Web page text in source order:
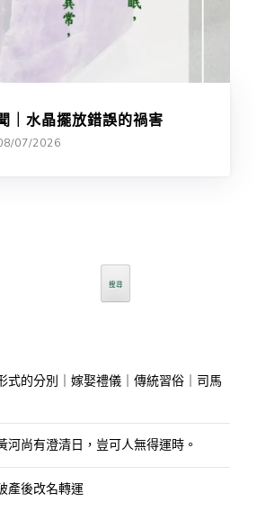
｜水晶擺放錯誤的禍害
07/2026
搜尋
式的分別｜嫁娶禮儀｜傳統習俗｜司馬
河尚有澄清日，豈可人無得運時。
產後改名轉運